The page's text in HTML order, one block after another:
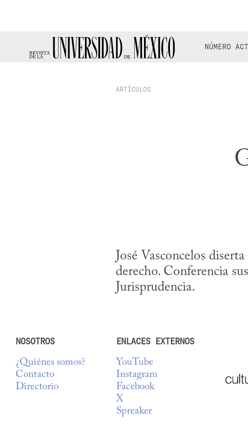
NÚMERO
ARTÍCULOS
José Vasconcelos
derecho. Conferencia
Jurisprudencia.
NOSOTROS
¿Quiénes somos?
Contacto
Directorio
ENLACES EXTERNOS
YouTube
Instagram
Facebook
X
Spreaker